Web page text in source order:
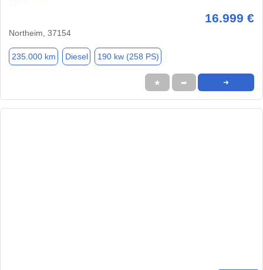
16.999 €
Northeim, 37154
235.000 km Diesel 190 kw (258 PS)
★ ➦ ➜